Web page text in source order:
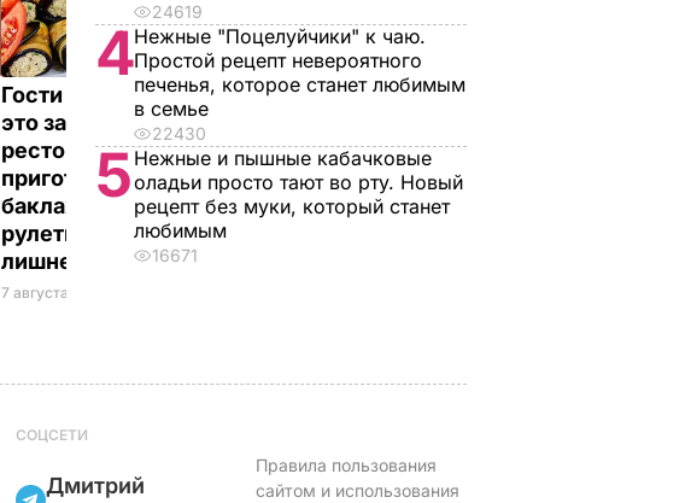
Гости думают, что
это закуска из
ресторана. Как
приготовить нежные
баклажанные
рулетики без
лишнего жира
7 августа, 20.17
"Ничего навязывать
рассказал, какую
профессию выбрал
его сын
24619
4Нежные "Поцелуйчики" к чаю.
Простой рецепт невероятного
печенья, которое станет любимым
в семье
22430
5 Нежные и пышные кабачковые
оладьи просто тают во рту. Новый
рецепт без муки, который станет
любимым
16671
СОЦСЕТИ
Дмитрий
Правила пользования
сайтом и использования